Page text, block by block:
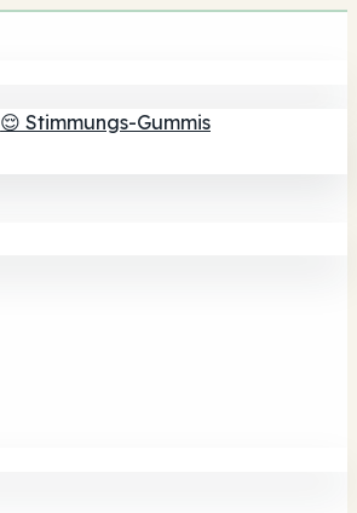
😌 Stimmungs-Gummis